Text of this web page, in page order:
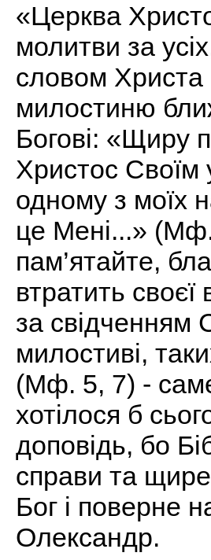
«Церква
молитви за
словом Христа
милостиню
Богові: «Щиру
Христос Своїм
одному з моїх
це Мені...»
пам’ятайте,
втратить
за свідченням
милостиві,
(Мф. 5, 7) -
хотілося б
доповідь, бо
справи та
Бог і поверне
Олександр.